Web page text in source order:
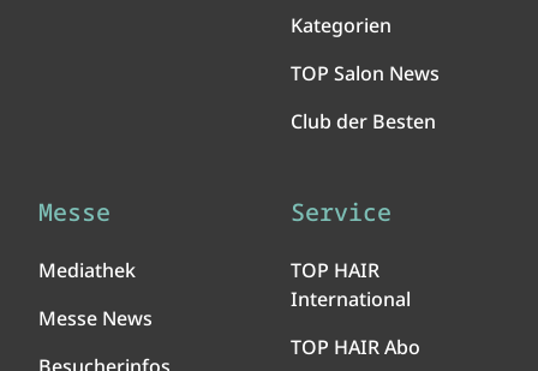
Kategorien
TOP Salon News
Club der Besten
Messe
Mediathek
Messe News
Service
TOP HAIR
International
TOP HAIR Abo